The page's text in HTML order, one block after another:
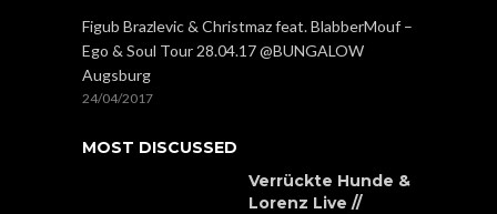
Figub Brazlevic & Christmaz feat. BlabberMouf –
Ego & Soul Tour 28.04.17 @BUNGALOW
Augsburg
24/04/2017
MOST DISCUSSED
Verrückte Hunde &
Lorenz Live //